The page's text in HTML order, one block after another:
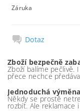
Záruka
Dotaz
Zboží bezpečně
Zboží balíme pečlivě.
přece nechce
Jednoduchá
Někdy se prostě
rozbít. Ale reklamace